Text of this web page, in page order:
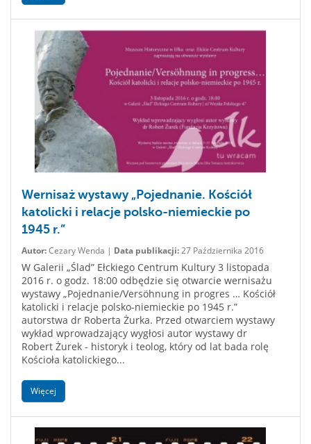
Wernisaż wystawy „Pojednanie. Kościół
katolicki i relacje polsko-niemieckie po
1945 r.”
Autor:Cezary Wenda | Data publikacji:27 Października 2016
W Galerii „Ślad” Ełckiego Centrum Kultury 3 listopada
2016 r. o godz. 18:00 odbędzie się otwarcie wernisażu
wystawy „Pojednanie/Versöhnung in progres … Kościół
katolicki i relacje polsko-niemieckie po 1945 r.”
autorstwa dr Roberta Żurka. Przed otwarciem wystawy
wykład wprowadzający wygłosi autor wystawy dr
Robert Żurek - historyk i teolog, który od lat bada rolę
Kościoła katolickiego...
Więcej